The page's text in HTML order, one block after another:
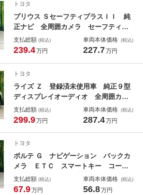
トライト スマートキー ステリモ
トヨタ
プリウス ＳセーフティプラスＩＩ 純
正ナビ 全周囲カメラ セーフティセ
ンス レーダークルーズ ブラインド
スポットモニター ＥＴＣ ドラレ
ン オートライト ステリモ
支払総額 (税込)
239.4万円
車両本体価格 (税込)
227.7万円
トヨタ
ライズ Ｚ 登録済未使用車 純正９型
ディスプレイオーディオ 全周囲カメ
ラ 衝突軽減 レーダークルーズ Ｂ
ｌｕｅｔｏｏｔｈ 電動格納ミラー
ー
支払総額 (税込)
299.9万円
車両本体価格 (税込)
287.4万円
トヨタ
ポルテ Ｇ ナビゲーション バックカ
メラ ＥＴＣ スマートキー コーナ
ーセンサー ＨＩＤヘッドライト オ
ートライト オートエアコン 地デ
支払総額 (税込)
67.9万円
車両本体価格 (税込)
56.8万円